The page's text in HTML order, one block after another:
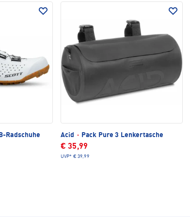
Radschuhe
Acid · Pack Pure 3 Lenkertasche
€ 35,99
UVP* € 39,99